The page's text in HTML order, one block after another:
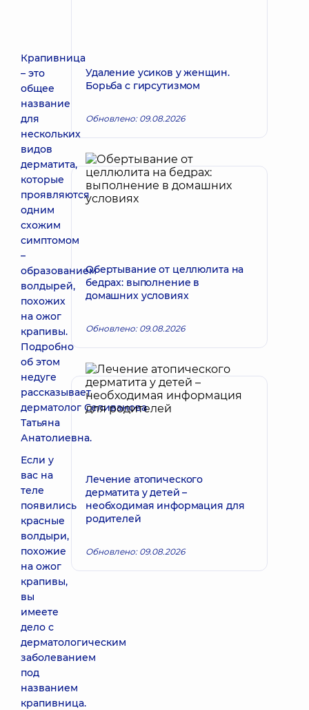
Крапивница
– это
общее
название
для
нескольких
видов
дерматита,
которые
проявляются
одним
схожим
симптомом
–
образованием
волдырей,
похожих
на ожог
крапивы.
Подробно
об этом
недуге
рассказывает
дерматолог Селиванова
Татьяна
Анатолиевна.
Если у
вас на
теле
появились
красные
волдыри,
похожие
на ожог
крапивы,
вы
имеете
дело с
дерматологическим
заболеванием
под
названием
крапивница.
Удаление усиков у женщин.
Борьба с гирсутизмом
Обновлено: 09.08.2026
Обертывание от целлюлита на
бедрах: выполнение в
домашних условиях
Обновлено: 09.08.2026
Лечение атопического
дерматита у детей –
необходимая информация для
родителей
Обновлено: 09.08.2026